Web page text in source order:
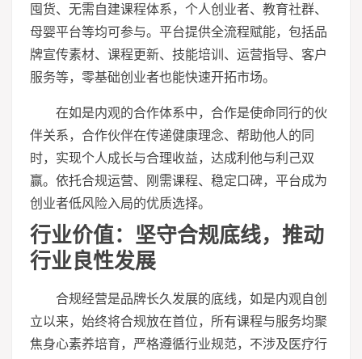
囤货、无需自建课程体系，个人创业者、教育社群、
母婴平台等均可参与。平台提供全流程赋能，包括品
牌宣传素材、课程更新、技能培训、运营指导、客户
服务等，零基础创业者也能快速开拓市场。
在如是内观的合作体系中，合作是使命同行的伙
伴关系，合作伙伴在传递健康理念、帮助他人的同
时，实现个人成长与合理收益，达成利他与利己双
赢。依托合规运营、刚需课程、稳定口碑，平台成为
创业者低风险入局的优质选择。
行业价值：坚守合规底线，推动
行业良性发展
合规经营是品牌长久发展的底线，如是内观自创
立以来，始终将合规放在首位，所有课程与服务均聚
焦身心素养培育，严格遵循行业规范，不涉及医疗行